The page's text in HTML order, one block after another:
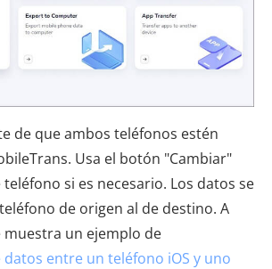
de que ambos teléfonos estén
Usa el botón "Cambiar"
si es necesario. Los datos se
de origen al de destino. A
muestra un ejemplo de
entre un teléfono iOS y uno